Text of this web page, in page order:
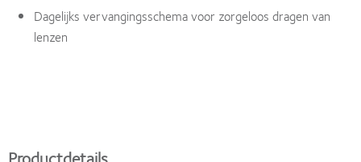
Dagelijks vervangingsschema voor zorgeloos dragen van
lenzen